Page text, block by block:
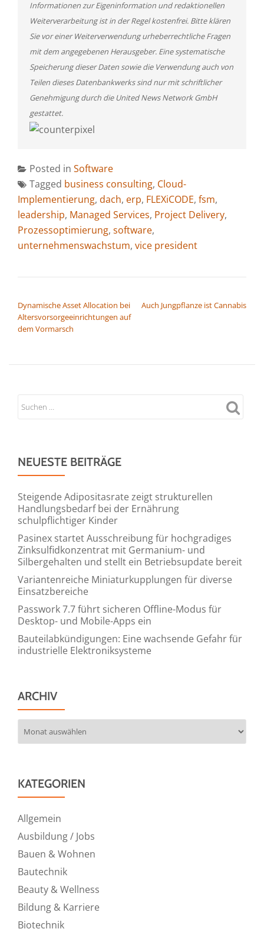
Informationen zur Eigeninformation und redaktionellen
Weiterverarbeitung ist in der Regel kostenfrei. Bitte klären
Sie vor einer Weiterverwendung urheberrechtliche Fragen
mit dem angegebenen Herausgeber. Eine systematische
Speicherung dieser Daten sowie die Verwendung auch von
Teilen dieses Datenbankwerks sind nur mit schriftlicher
Genehmigung durch die United News Network GmbH
gestattet.
Posted in Software
Tagged business consulting, Cloud-
Implementierung, dach, erp, FLEXiCODE, fsm,
leadership, Managed Services, Project Delivery,
Prozessoptimierung, software,
unternehmenswachstum, vice president
Dynamische Asset Allocation bei
Altersvorsorgeeinrichtungen auf
dem Vormarsch
Auch Jungpflanze ist Cannabis
NEUESTE BEITRÄGE
Steigende Adipositasrate zeigt strukturellen
Handlungsbedarf bei der Ernährung
schulpflichtiger Kinder
Pasinex startet Ausschreibung für hochgradiges
Zinksulfidkonzentrat mit Germanium- und
Silbergehalten und stellt ein Betriebsupdate bereit
Variantenreiche Miniaturkupplungen für diverse
Einsatzbereiche
Passwork 7.7 führt sicheren Offline-Modus für
Desktop- und Mobile-Apps ein
Bauteilabkündigungen: Eine wachsende Gefahr für
industrielle Elektroniksysteme
ARCHIV
KATEGORIEN
Allgemein
Ausbildung / Jobs
Bauen & Wohnen
Bautechnik
Beauty & Wellness
Bildung & Karriere
Biotechnik